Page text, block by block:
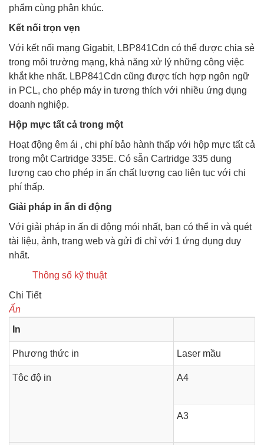
phẩm cùng phân khúc.
Kết nối trọn vẹn
Với kết nối mạng Gigabit, LBP841Cdn có thể được chia sẻ
trong môi trường mạng, khả năng xử lý những công việc
khắt khe nhất. LBP841Cdn cũng được tích hợp ngôn ngữ
in PCL, cho phép máy in tương thích với nhiều ứng dụng
doanh nghiệp.
Hộp mực tất cả trong một
Hoạt động êm ái , chi phí bảo hành thấp với hộp mực tất cả
trong một Cartridge 335E. Có sẵn Cartridge 335 dung
lượng cao cho phép in ấn chất lượng cao liên tục với chi
phí thấp.
Giải pháp in ấn di động
Với giải pháp in ấn di động mói nhất, bạn có thể in và quét
tài liệu, ảnh, trang web và gửi đi chỉ với 1 ứng dụng duy
nhất.
Thông số kỹ thuật
Chi Tiết
Ẩn
In
Phương thức in Laser mầu
Tôc độ in A4
A3